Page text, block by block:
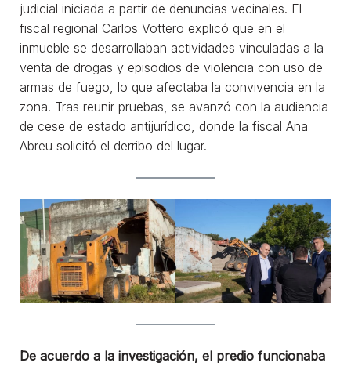
judicial iniciada a partir de denuncias vecinales. El
fiscal regional Carlos Vottero explicó que en el
inmueble se desarrollaban actividades vinculadas a la
venta de drogas y episodios de violencia con uso de
armas de fuego, lo que afectaba la convivencia en la
zona. Tras reunir pruebas, se avanzó con la audiencia
de cese de estado antijurídico, donde la fiscal Ana
Abreu solicitó el derribo del lugar.
De acuerdo a la investigación, el predio funcionaba